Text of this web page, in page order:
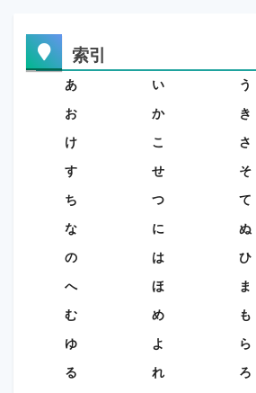
索引
あ い う
お
か き
け
こ さ
す
せ そ
ち
つ て
な
に ぬ
の
は ひ
へ
ほ ま
む
め も
ゆ
よ ら
る
れ ろ